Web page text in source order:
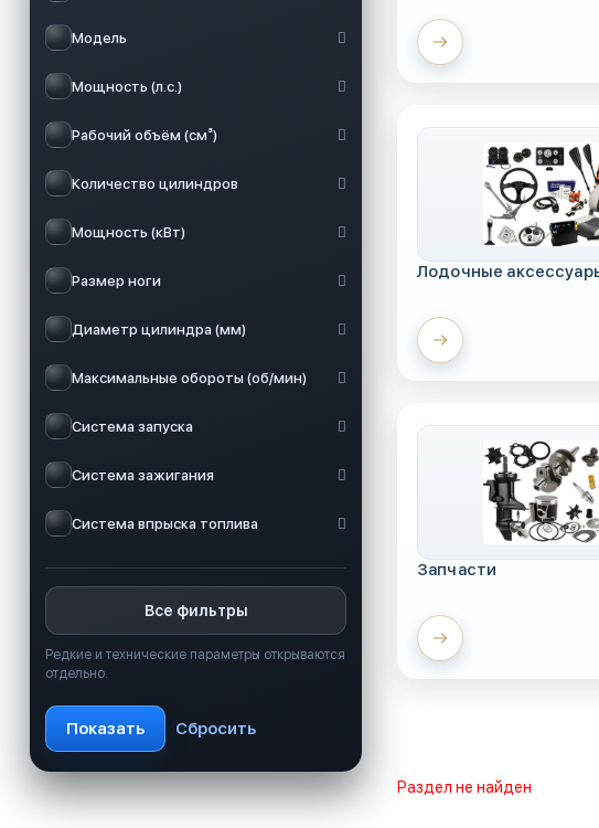
Модель
Мощность (л.с.)
Рабочий объём (см³)
Количество цилиндров
Мощность (кВт)
Размер ноги
Диаметр цилиндра (мм)
Максимальные обороты (об/мин)
Система запуска
Система зажигания
Система впрыска топлива
Все фильтры
Редкие и технические параметры открываются
отдельно.
Лодочные
Запчасти
Раздел не найден